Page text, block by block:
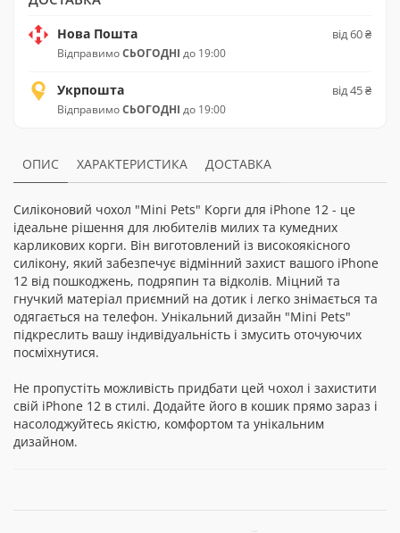
Нова Пошта
ВідправимоСЬОГОДНІ до 19:00
від 60 ₴
Укрпошта
ВідправимоСЬОГОДНІ до 19:00
від 45 ₴
ОПИС ХАРАКТЕРИСТИКА ДОСТАВКА
Силіконовий чохол "Mini Pets" Корги для iPhone 12 - це
ідеальне рішення для любителів милих та кумедних
карликових корги. Він виготовлений із високоякісного
силікону, який забезпечує відмінний захист вашого iPhone
12 від пошкоджень, подряпин та відколів. Міцний та
гнучкий матеріал приємний на дотик і легко знімається та
одягається на телефон. Унікальний дизайн "Mini Pets"
підкреслить вашу індивідуальність і змусить оточуючих
посміхнутися.
Не пропустіть можливість придбати цей чохол і захистити
свій iPhone 12 в стилі. Додайте його в кошик прямо зараз і
насолоджуйтесь якістю, комфортом та унікальним
дизайном.